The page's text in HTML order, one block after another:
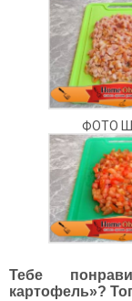
ФОТО
Тебе
картофель»?